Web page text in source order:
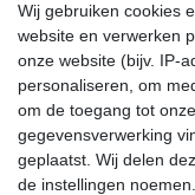
Nieuwsbrief
Schrijf u in voor de
meer nieuws of
Wij gebruiken cookies
website en verwerken
onze website (bijv. IP-
personaliseren, om
om de toegang tot
gegevensverwerking
geplaatst. Wij delen
de instellingen noemen.